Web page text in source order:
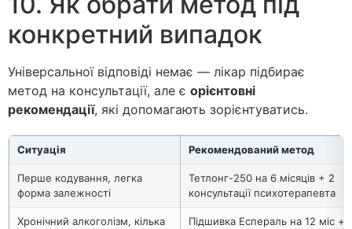
конкретний випадок
Універсальної відповіді немає — лікар підбирає
метод на консультації, але є орієнтовні
рекомендації, які допомагають зорієнтуватись.
Ситуація Рекомендований метод
Перше кодування, легка
форма залежності
Тетлонг-250 на 6 місяців + 2
консультації психотерапевта
Хронічний алкоголізм, кілька
Підшивка Еспераль на 12 міс +